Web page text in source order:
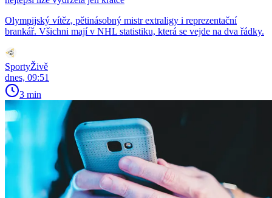
Olympijský vítěz, pětinásobný mistr extraligy i reprezentační
brankář. Všichni mají v NHL statistiku, která se vejde na dva řádky.
SportyŽivě
dnes, 09:51
3 min